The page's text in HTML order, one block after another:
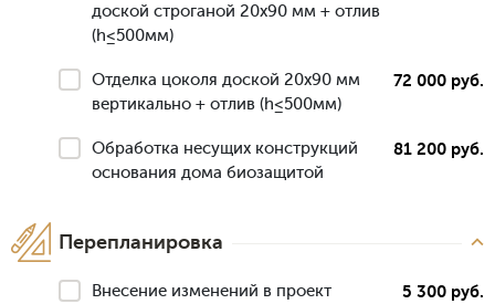
доской строганой 20х90 мм + отлив
(h≤500мм)
Отделка цоколя доской 20х90 мм
вертикально + отлив (h≤500мм)
72 000 руб.
Обработка несущих конструкций
основания дома биозащитой
81 200 руб.
Перепланировка
Внесение изменений в проект 5 300 руб.